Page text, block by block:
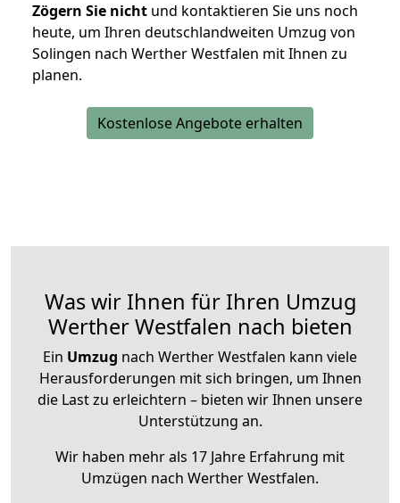
Zögern Sie nicht und kontaktieren Sie uns noch
heute, um Ihren deutschlandweiten Umzug von
Solingen nach Werther Westfalen mit Ihnen zu
planen.
Kostenlose Angebote erhalten
Was wir Ihnen für Ihren Umzug
Werther Westfalen nach bieten
Ein Umzug nach Werther Westfalen kann viele
Herausforderungen mit sich bringen, um Ihnen
die Last zu erleichtern – bieten wir Ihnen unsere
Unterstützung an.
Wir haben mehr als 17 Jahre Erfahrung mit
Umzügen nach Werther Westfalen.